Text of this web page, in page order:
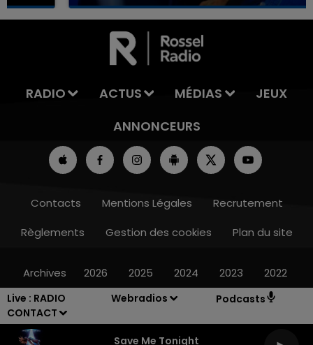
Live : RADIO
CONTACT
Webradios Podcasts
Save Me Tonight
LA TEAM DE L'ÉTÉ
RADIO ACTUS MÉDIAS
JEUX
ANNONCEURS
Contacts Mentions Légales
Recrutement
Règlements
Gestion des cookies Plan du site
Archives 2026 2025 2024 2023 2022